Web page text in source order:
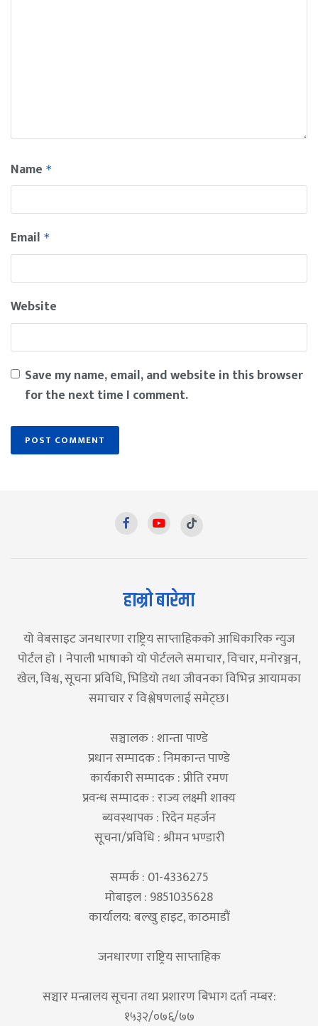
Name *
Email *
Website
Save my name, email, and website in this browser
for the next time I comment.
हाम्रो बारेमा
यो वेबसाइट जनधारणा राष्ट्रिय साप्ताहिकको आधिकारिक न्युज
पोर्टल हो । नेपाली भाषाको यो पोर्टलले समाचार, विचार, मनोरञ्जन,
खेल, विश्व, सूचना प्रविधि, भिडियो तथा जीवनका विभिन्न आयामका
समाचार र विश्लेषणलाई समेट्छ।
सञ्चालक : शान्ता पाण्डे
प्रधान सम्पादक : निमकान्त पाण्डे
कार्यकारी सम्पादक : प्रीति रमण
प्रवन्ध सम्पादक : राज्य लक्ष्मी शाक्य
ब्यवस्थापक : रिदेन महर्जन
सूचना/प्रविधि : श्रीमन भण्डारी
सम्पर्क : 01-4336275
मोबाइल : 9851035628
कार्यालय: बल्खु हाइट, काठमाडौं
जनधारणा राष्ट्रिय साप्ताहिक
सञ्चार मन्त्रालय सूचना तथा प्रशारण बिभाग दर्ता नम्बर:
१५३२/०७६/७७